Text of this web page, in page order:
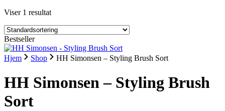
Viser 1 resultat
Bestseller
Hjem Shop HH Simonsen – Styling Brush Sort
HH Simonsen – Styling Brush
Sort